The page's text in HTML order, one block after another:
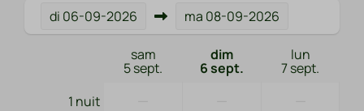
di 06-09-2026 ma 08-09-2026
sam
5 sept.
dim
6 sept.
lun
7 sept.
1 nuit